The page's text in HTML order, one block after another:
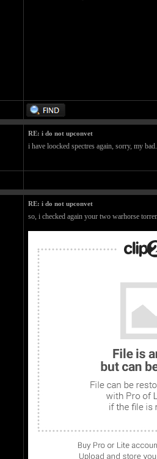
RE: i do not upconvet
i have loocked spectres again, sorry, my
RE: i do not upconvet
so, i checked again your two warhorse